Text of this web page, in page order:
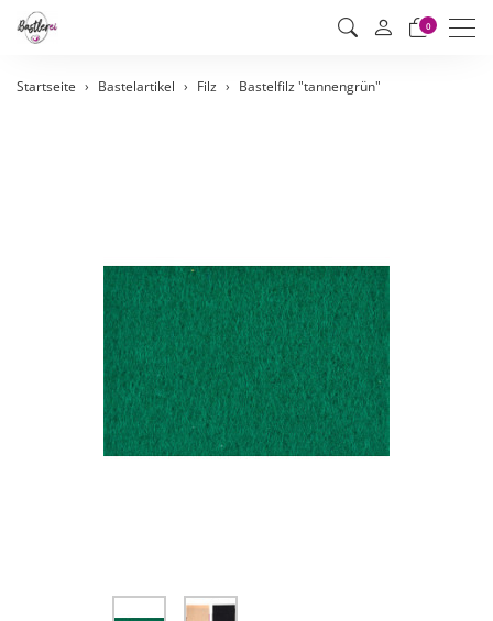
0
Startseite Bastelartikel Filz Bastelfilz "tannengrün"